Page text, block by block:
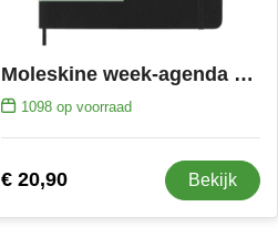
Moleskine week-agenda voor 12 maanden met zachte kaft XL
1098op voorraad
€ 20,90 Bekijk